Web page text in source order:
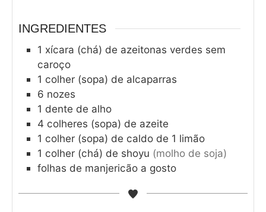
INGREDIENTES
1 xícara (chá) de azeitonas verdes sem
caroço
1 colher (sopa) de alcaparras
6 nozes
1 dente de alho
4 colheres (sopa) de azeite
1 colher (sopa) de caldo de 1 limão
1 colher (chá) de shoyu (molho de soja)
folhas de manjericão a gosto